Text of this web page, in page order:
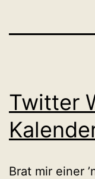
Twitter
Brat mir einer